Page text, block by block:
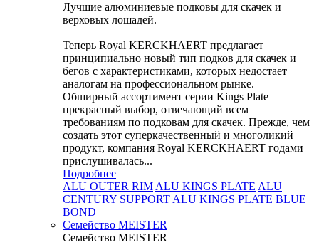
Лучшие алюминиевые подковы для скачек и
верховых лошадей.
Теперь Royal KERCKHAERT предлагает
принципиально новый тип подков для скачек и
бегов с характеристиками, которых недостает
аналогам на профессиональном рынке.
Обширный ассортимент серии Kings Plate –
прекрасный выбор, отвечающий всем
требованиям по подковам для скачек. Прежде, чем
создать этот суперкачественный и многоликий
продукт, компания Royal KERCKHAERT годами
прислушивалась...
Подробнее
ALU OUTER RIMALU KINGS PLATE ALU
CENTURY SUPPORTALU KINGS PLATE BLUE
BOND
Семейство МEISTER
Семейство МEISTER